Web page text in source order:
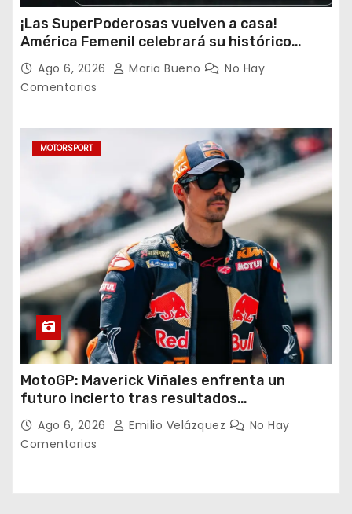
¡Las SuperPoderosas vuelven a casa!
América Femenil celebrará su histórico
triplete con una auténtica fiesta ante Cruz
Azul
Ago 6, 2026 Maria Bueno
No Hay
Comentarios
MOTORSPORT
MotoGP: Maverick Viñales enfrenta un
futuro incierto tras resultados
decepcionantes
Ago 6, 2026 Emilio Velázquez
No Hay
Comentarios